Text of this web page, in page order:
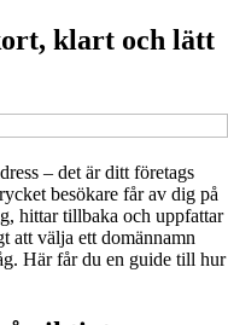
klart och lätt
– det är ditt företags
besökare får av dig på
hittar tillbaka och uppfattar
att välja ett domännamn
Här får du en guide till hur